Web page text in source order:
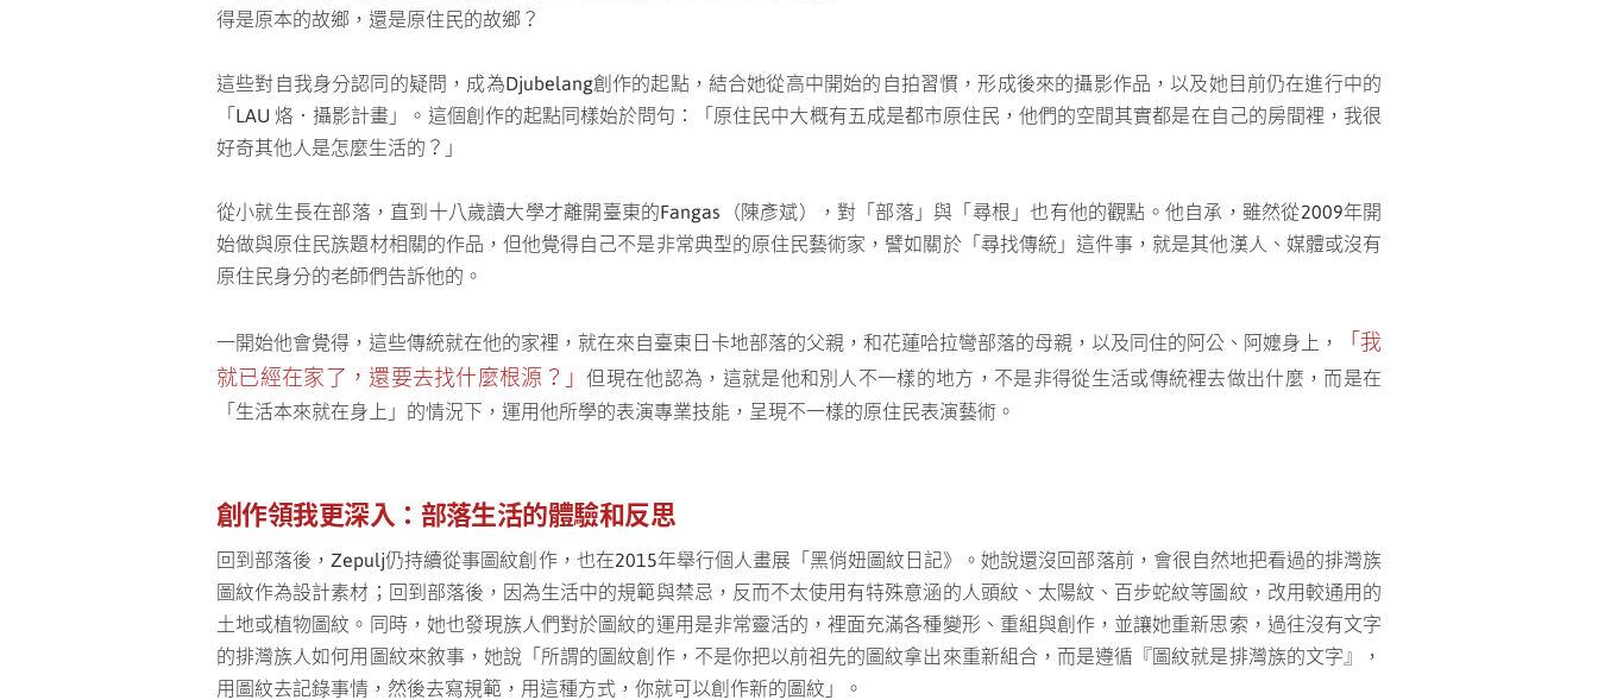
得是原本的故鄉，還是原住民的故鄉？
這些對自我身分認同的疑問，成為Djubelang創作的起點，結合她從高中開始的自拍習慣，形成後來的攝影作品，以及她目前仍在進行中的
「LAU 烙．攝影計畫」。這個創作的起點同樣始於問句：「原住民中大概有五成是都市原住民，他們的空間其實都是在自己的房間裡，我很
好奇其他人是怎麼生活的？」
從小就生長在部落，直到十八歲讀大學才離開臺東的Fangas（陳彥斌），對「部落」與「尋根」也有他的觀點。他自承，雖然從2009年開
始做與原住民族題材相關的作品，但他覺得自己不是非常典型的原住民藝術家，譬如關於「尋找傳統」這件事，就是其他漢人、媒體或沒有
原住民身分的老師們告訴他的。
一開始他會覺得，這些傳統就在他的家裡，就在來自臺東日卡地部落的父親，和花蓮哈拉彎部落的母親，以及同住的阿公、阿嬤身上，
「我
就已經在家了，還要去找什麼根源？」但現在他認為，這就是他和別人不一樣的地方，不是非得從生活或傳統裡去做出什麼，而是在
「生活本來就在身上」的情況下，運用他所學的表演專業技能，呈現不一樣的原住民表演藝術。
創作領我更深入：部落生活的體驗和反思
回到部落後，Zepulj仍持續從事圖紋創作，也在2015年舉行個人畫展「黑俏妞圖紋日記》。她說還沒回部落前，會很自然地把看過的排灣族
圖紋作為設計素材；回到部落後，因為生活中的規範與禁忌，反而不太使用有特殊意涵的人頭紋、太陽紋、百步蛇紋等圖紋，改用較通用的
土地或植物圖紋。同時，她也發現族人們對於圖紋的運用是非常靈活的，裡面充滿各種變形、重組與創作，並讓她重新思索，過往沒有文字
的排灣族人如何用圖紋來敘事，她說「所謂的圖紋創作，不是你把以前祖先的圖紋拿出來重新組合，而是遵循『圖紋就是排灣族的文字』，
用圖紋去記錄事情，然後去寫規範，用這種方式，你就可以創作新的圖紋 」。